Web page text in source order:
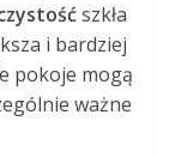
szkła
i bardziej
pokoje mogą
ważne